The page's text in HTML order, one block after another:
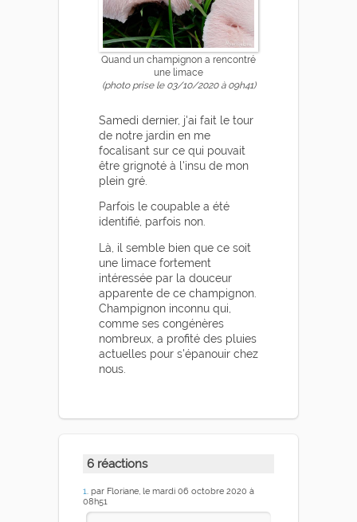
Quand un champignon a rencontré
une limace
(photo prise le 03/10/2020 à 09h41)
Samedi dernier, j'ai fait le tour
de notre jardin en me
focalisant sur ce qui pouvait
être grignoté à l'insu de mon
plein gré.
Parfois le coupable a été
identifié, parfois non.
Là, il semble bien que ce soit
une limace fortement
intéressée par la douceur
apparente de ce champignon.
Champignon inconnu qui,
comme ses congénères
nombreux, a profité des pluies
actuelles pour s'épanouir chez
nous.
6 réactions
1. par Floriane, le mardi 06 octobre 2020 à
08h51